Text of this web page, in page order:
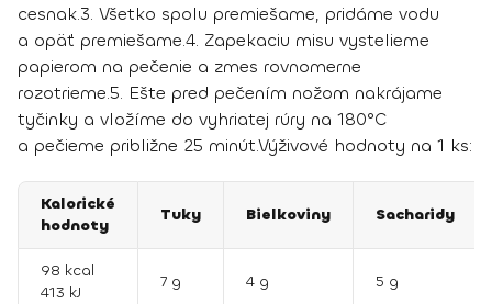
cesnak.3. Všetko spolu premiešame, pridáme vodu
a opäť premiešame.4. Zapekaciu misu vystelieme
papierom na pečenie a zmes rovnomerne
rozotrieme.5. Ešte pred pečením nožom nakrájame
tyčinky a vložíme do vyhriatej rúry na 180°C
a pečieme približne 25 minút.Výživové hodnoty na 1 ks:
Kalorické
hodnoty
Tuky Bielkoviny Sacharidy
98 kcal
413 kJ
7 g 4 g 5 g